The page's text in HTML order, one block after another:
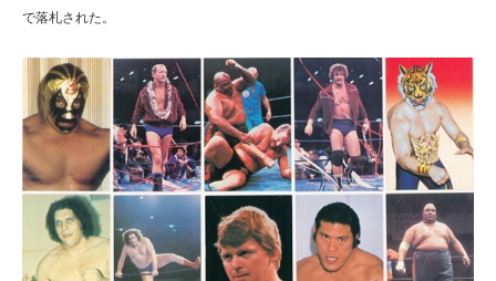
で落札された。